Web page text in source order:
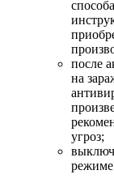
после
на
угроз;